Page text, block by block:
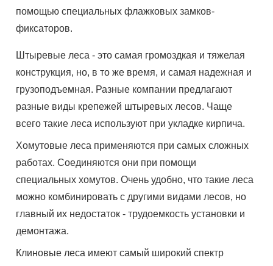
помощью специальных флажковых замков-
фиксаторов.
Штыревые леса - это самая громоздкая и тяжелая
конструкция, но, в то же время, и самая надежная и
грузоподъемная. Разные компании предлагают
разные виды крепежей штыревых лесов. Чаще
всего такие леса используют при укладке кирпича.
Хомутовые леса применяются при самых сложных
работах. Соединяются они при помощи
специальных хомутов. Очень удобно, что такие леса
можно комбинировать с другими видами лесов, но
главный их недостаток - трудоемкость установки и
демонтажа.
Клиновые леса имеют самый широкий спектр